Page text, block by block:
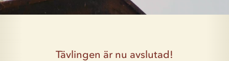
Tävlingen är nu avslutad!